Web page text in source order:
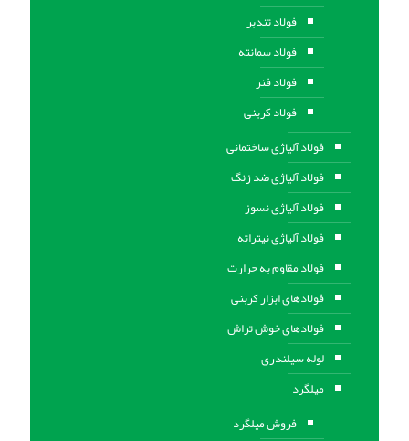
فولاد تندبر
فولاد سمانته
فولاد فنر
فولاد کربنی
فولاد آلیاژی ساختمانی
فولاد آلیاژی ضد زنگ
فولاد آلیاژی نسوز
فولاد آلیاژی نیتراته
فولاد مقاوم به حرارت
فولادهای ابزار کربنی
فولادهای خوش تراش
لوله سیلندری
میلگرد
فروش میلگرد